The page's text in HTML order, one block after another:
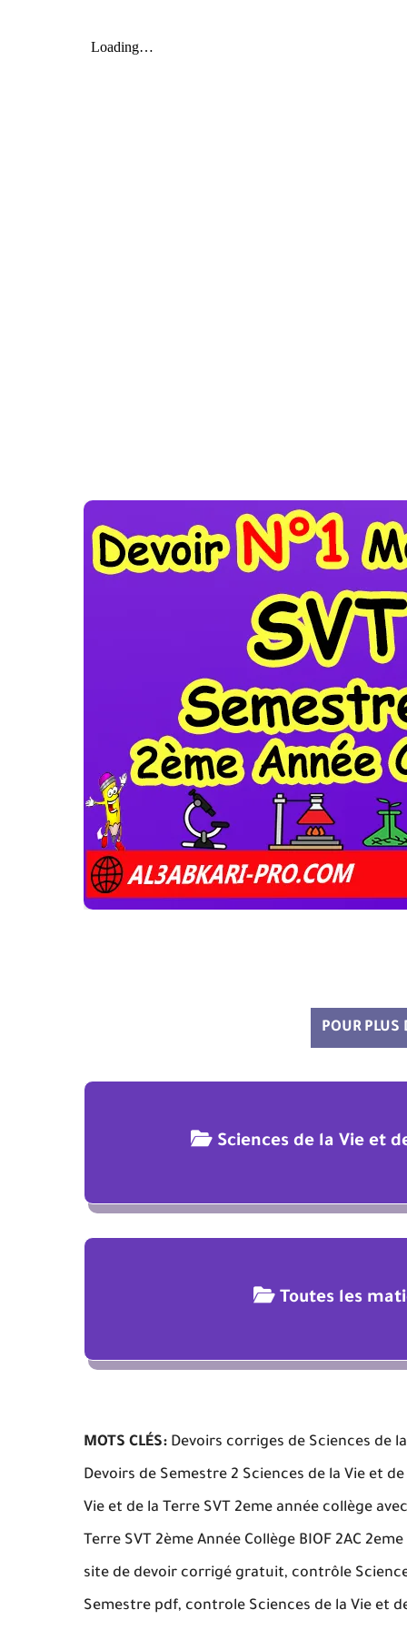
POUR PLUS
Sciences de la Vie et
Toutes les
MOTS CLÉS: Devoirs corriges de Sciences de
Devoirs de Semestre 2 Sciences de la Vie et
Vie et de la Terre SVT 2eme année collège
Terre SVT 2ème Année Collège BIOF 2AC
site de devoir corrigé gratuit, contrôle
Semestre pdf, controle Sciences de la Vie et